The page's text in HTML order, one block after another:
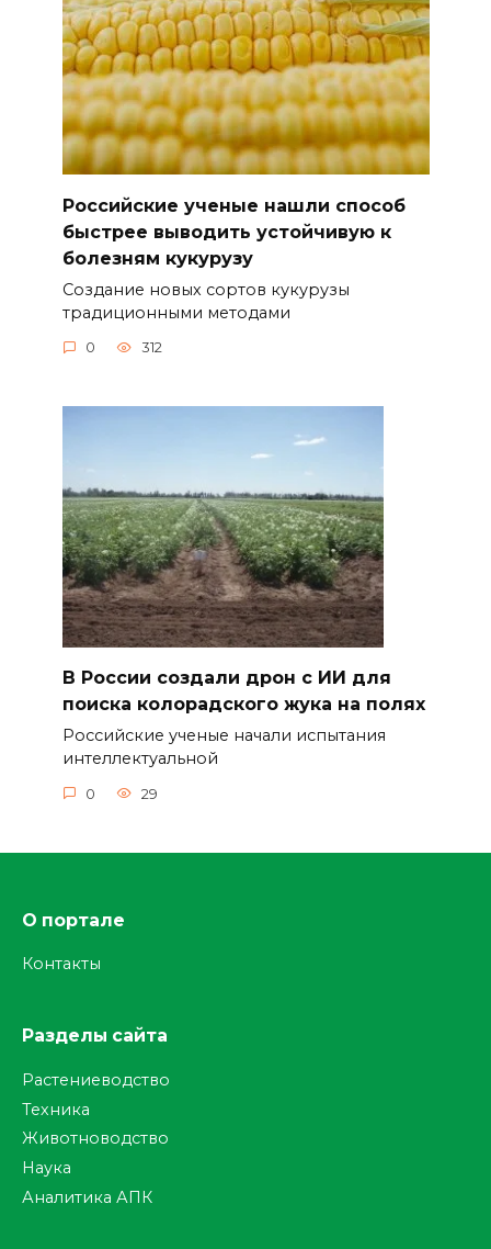
Российские ученые нашли способ
быстрее выводить устойчивую к
болезням кукурузу
Создание новых сортов кукурузы
традиционными методами
0 312
В России создали дрон с ИИ для
поиска колорадского жука на полях
Российские ученые начали испытания
интеллектуальной
0 29
О портале
Контакты
Разделы сайта
Растениеводство
Техника
Животноводство
Наука
Аналитика АПК